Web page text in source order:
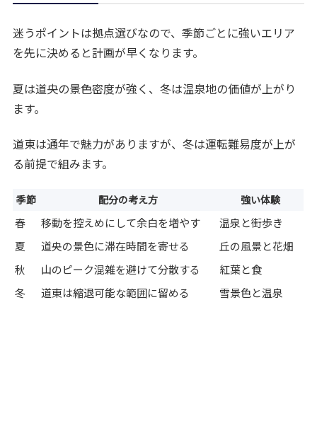
迷うポイントは拠点選びなので、季節ごとに強いエリア
を先に決めると計画が早くなります。
夏は道央の景色密度が強く、冬は温泉地の価値が上がり
ます。
道東は通年で魅力がありますが、冬は運転難易度が上が
る前提で組みます。
季節 配分の考え方 強い体験
春 移動を控えめにして余白を増やす
温泉と街歩き
夏
道央の景色に滞在時間を寄せる
丘の風景と花畑
秋
山のピーク混雑を避けて分散する
紅葉と食
冬
道東は縮退可能な範囲に留める 雪景色と温泉